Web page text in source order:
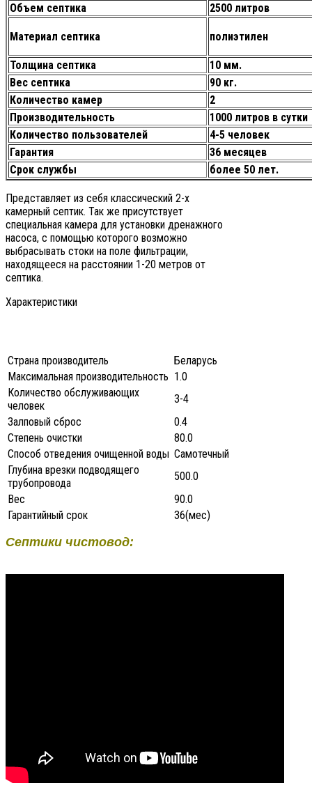
Объем септика 2500 литров
Материал септика полиэтилен
Толщина септика
10 мм.
Вес септика
90 кг.
Количество камер
2
Производительность
1000 литров в сутки
Количество пользователей
4-5 человек
Гарантия
36 месяцев
Срок службы
более 50 лет.
Представляет из себя классический 2-х
камерный септик. Так же присутствует
специальная камера для установки дренажного
насоса, с помощью которого возможно
выбрасывать стоки на поле фильтрации,
находящееся на расстоянии 1-20 метров от
септика.
Характеристики
Страна производитель
Беларусь
Максимальная производительность 1.0
Количество обслуживающих
человек
3-4
Залповый сброс
0.4
Степень очистки
80.0
Способ отведения очищенной воды Самотечный
Глубина врезки подводящего
трубопровода
500.0
Вес
90.0
Гарантийный срок
36(мес)
Септики чистовод: